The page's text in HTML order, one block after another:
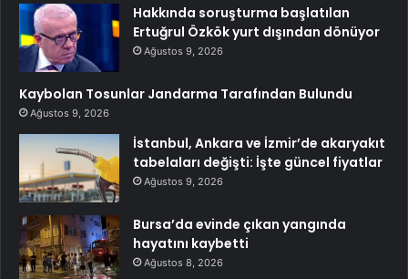
Hakkında soruşturma başlatılan
Ertuğrul Özkök yurt dışından dönüyor
Ağustos 9, 2026
Kaybolan Tosunlar Jandarma Tarafından Bulundu
Ağustos 9, 2026
İstanbul, Ankara ve İzmir’de akaryakıt
tabelaları değişti: İşte güncel fiyatlar
Ağustos 9, 2026
Bursa’da evinde çıkan yangında
hayatını kaybetti
Ağustos 8, 2026